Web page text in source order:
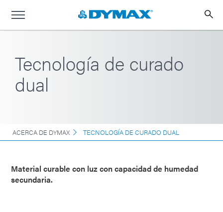
Tecnología de curado
dual
ACERCA DE DYMAX TECNOLOGÍA DE CURADO DUAL
Material curable con luz con capacidad de humedad
secundaria.